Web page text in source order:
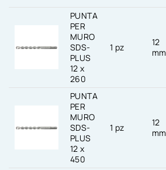
PUNTA
PER
MURO
SDS-
PLUS
12 x
260
1 pz
12
mm
PUNTA
PER
MURO
SDS-
PLUS
12 x
450
1 pz
12
mm